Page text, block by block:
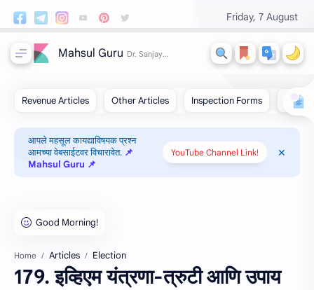
Friday, 7 August
Mahsul Guru
आपले महसूल कायद्याविषयक प्रश्न
आमच्या वेबसाईटवर विचारावेत. 📌
Mahsul Guru 📌
YouTube Channel Link!
Home Articles Election
179. इव्हिएम यंत्रणा-त्रुटी आणि उपाय